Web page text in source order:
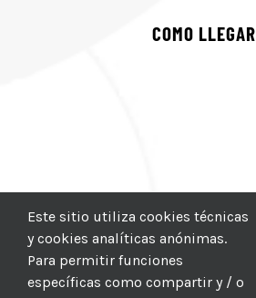
COMO LLEGAR
Este sitio utiliza cookies técnicas
y cookies analíticas anónimas.
Para permitir funciones
específicas como compartir y / o